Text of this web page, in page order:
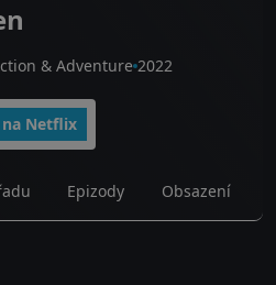
& Adventure 2022
Netflix
Epizody Obsazení